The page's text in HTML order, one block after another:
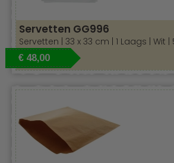
Servetten GG996
Servetten | 33 x 33 cm | 1 Laags | Wit |
€ 48,00